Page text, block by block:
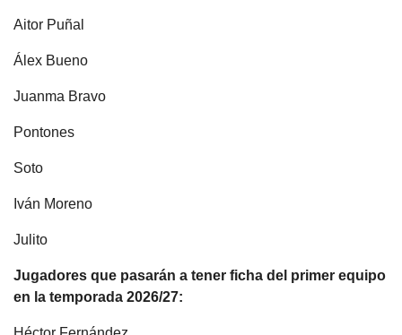
Aitor Puñal
Álex Bueno
Juanma Bravo
Pontones
Soto
Iván Moreno
Julito
Jugadores que pasarán a tener ficha del primer equipo
en la temporada 2026/27: